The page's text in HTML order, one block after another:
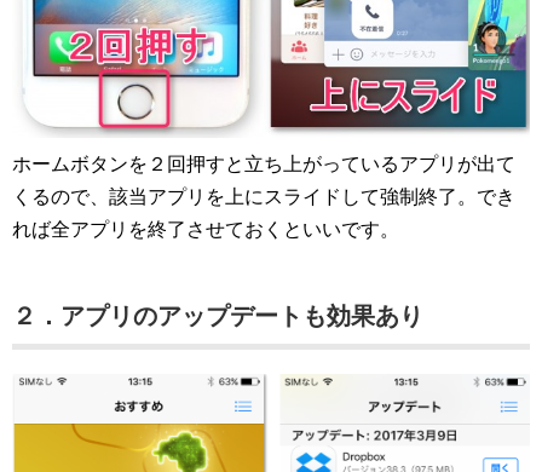
ホームボタンを２回押すと立ち上がっているアプリが出て
くるので、該当アプリを上にスライドして強制終了。でき
れば全アプリを終了させておくといいです。
２．アプリのアップデートも効果あり